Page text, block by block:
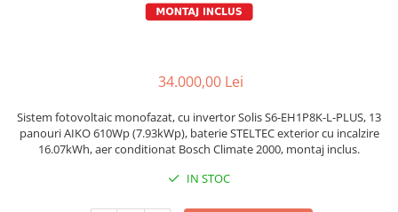
34.000,00 Lei
Sistem fotovoltaic monofazat, cu invertor Solis S6-EH1P8K-L-PLUS, 13
panouri AIKO 610Wp (7.93kWp), baterie STELTEC exterior cu incalzire
16.07kWh, aer conditionat Bosch Climate 2000, montaj inclus.
IN STOC